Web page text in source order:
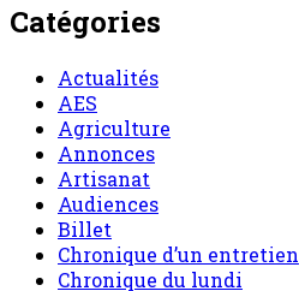
Catégories
Actualités
AES
Agriculture
Annonces
Artisanat
Audiences
Billet
Chronique d’un entretien
Chronique du lundi